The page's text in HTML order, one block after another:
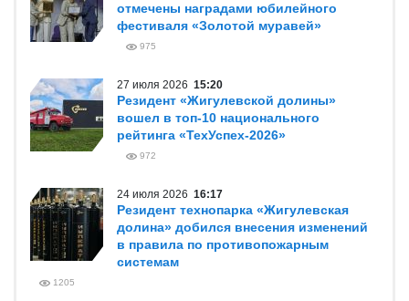
отмечены наградами юбилейного
фестиваля «Золотой муравей»
975
27 июля 2026 15:20
Резидент «Жигулевской долины»
вошел в топ-10 национального
рейтинга «ТехУспех-2026»
972
24 июля 2026 16:17
Резидент технопарка «Жигулевская
долина» добился внесения изменений
в правила по противопожарным
системам
1205